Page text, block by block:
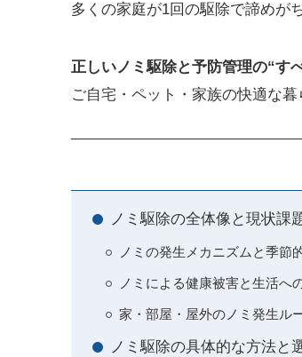
多くの家庭が1回の駆除で諦めが
正しいノミ駆除と予防管理の“す
ご自宅・ペット・家族の快適な暮
ノミ駆除の全体像と現状課
ノミの発生メカニズムと季節
ノミによる健康被害と生活へ
家・部屋・屋外のノミ発生ル
ノミ駆除の具体的な方法と